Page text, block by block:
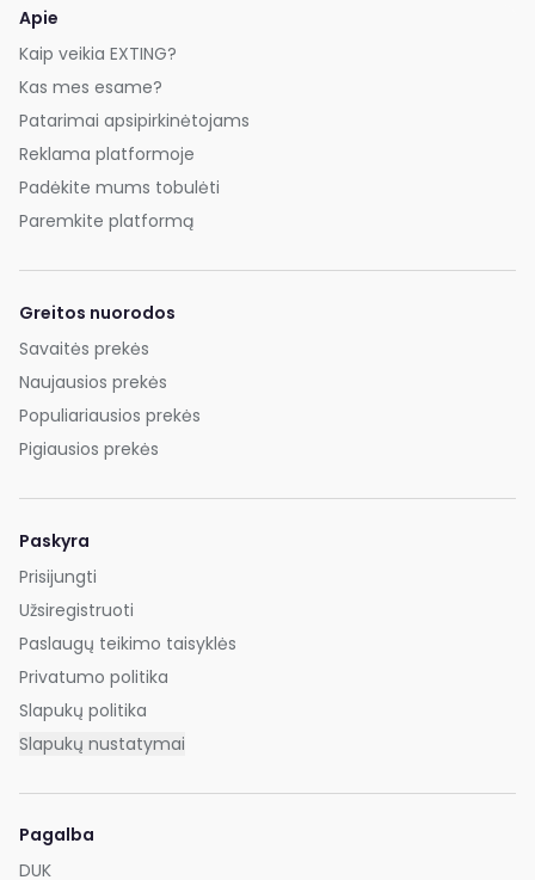
Apie
Kaip veikia EXTING?
Kas mes esame?
Patarimai apsipirkinėtojams
Reklama platformoje
Padėkite mums tobulėti
Paremkite platformą
Greitos nuorodos
Savaitės prekės
Naujausios prekės
Populiariausios prekės
Pigiausios prekės
Paskyra
Prisijungti
Užsiregistruoti
Paslaugų teikimo taisyklės
Privatumo politika
Slapukų politika
Slapukų nustatymai
Pagalba
DUK